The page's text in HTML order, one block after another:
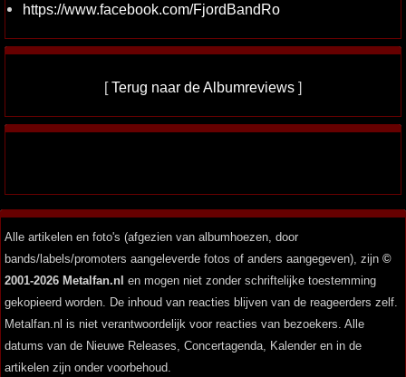
https://www.facebook.com/FjordBandRo
[Terug naar de Albumreviews ]
Alle artikelen en foto's (afgezien van albumhoezen, door
bands/labels/promoters aangeleverde fotos of anders aangegeven), zijn ©
2001-2026 Metalfan.nl en mogen niet zonder schriftelijke toestemming
gekopieerd worden. De inhoud van reacties blijven van de reageerders zelf.
Metalfan.nl is niet verantwoordelijk voor reacties van bezoekers. Alle
datums van de Nieuwe Releases, Concertagenda, Kalender en in de
artikelen zijn onder voorbehoud.